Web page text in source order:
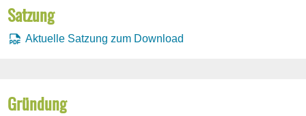
Satzung
Aktuelle Satzung zum Download
Gründung